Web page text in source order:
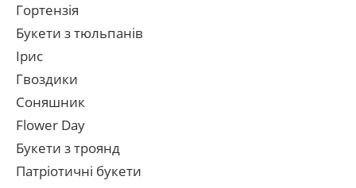
Гортензія
Букети з тюльпанів
Ірис
Гвоздики
Соняшник
Flower Day
Букети з троянд
Патріотичні букети